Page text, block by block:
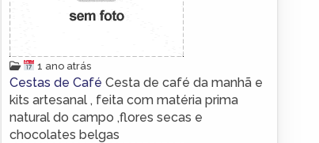
1 ano atrás
Cestas de Café Cesta de café da manhã e
kits artesanal , feita com matéria prima
natural do campo ,flores secas e
chocolates belgas